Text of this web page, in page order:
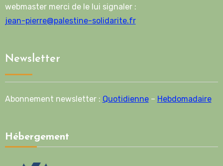
webmaster merci de le lui signaler :
jean-pierre@palestine-solidarite.fr
Newsletter
Abonnement newsletter : Quotidienne– Hebdomadaire
Hébergement